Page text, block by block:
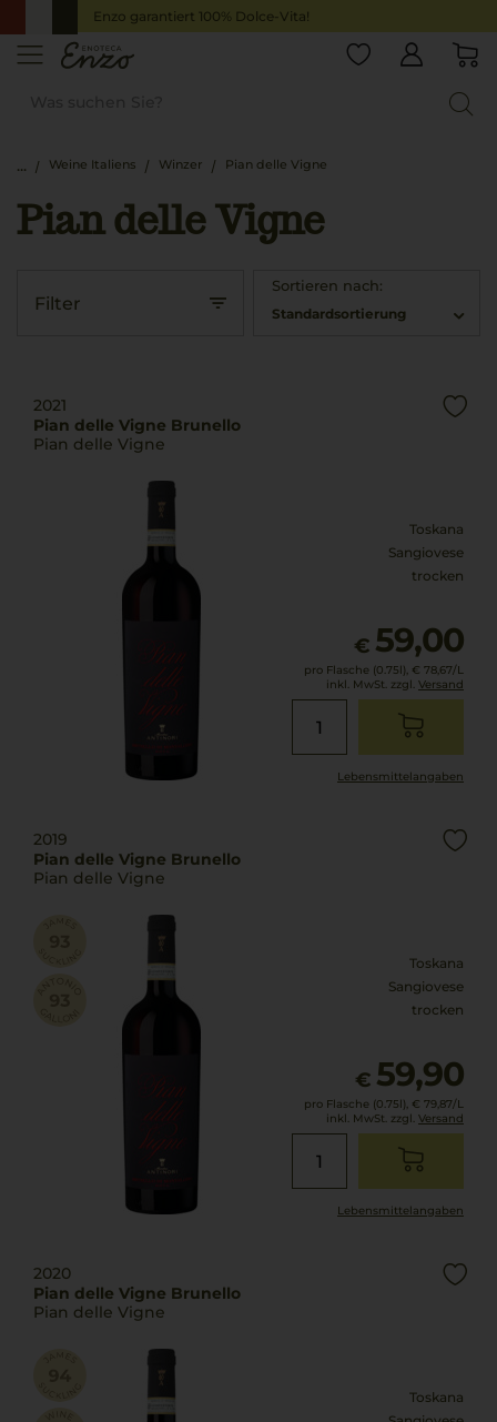
Enzo garantiert 100% Dolce-Vita!
Weine Italiens Winzer Pian delle Vigne
Pian delle Vigne
Filter
Sortieren nach:
Standardsortierung
2021
Pian delle Vigne Brunello
Pian delle Vigne
Toskana
Sangiovese
trocken
€ 59,00
pro Flasche (0.75l), € 78,67/L
inkl. MwSt. zzgl. Versand
Lebensmittel­angaben
2019
Pian delle Vigne Brunello
Pian delle Vigne
Toskana
Sangiovese
trocken
€ 59,90
pro Flasche (0.75l), € 79,87/L
inkl. MwSt. zzgl. Versand
Lebensmittel­angaben
2020
Pian delle Vigne Brunello
Pian delle Vigne
Toskana